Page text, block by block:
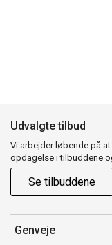
Udvalgte tilbud
Vi arbejder løbende på
opdagelse i tilbuddene
Se tilbuddene
Genveje